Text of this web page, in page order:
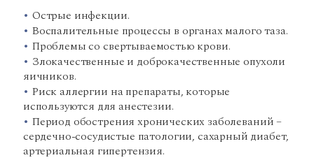
Острые инфекции.
Воспалительные процессы в органах малого таза.
Проблемы со свертываемостью крови.
Злокачественные и доброкачественные опухоли
яичников.
Риск аллергии на препараты, которые
используются для анестезии.
Период обострения хронических заболеваний –
сердечно-сосудистые патологии, сахарный диабет,
артериальная гипертензия.